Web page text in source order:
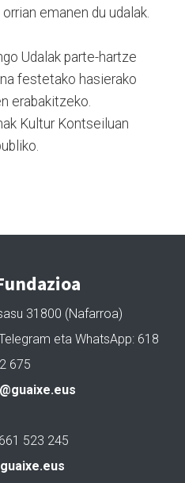
emanen du udalak.
Udalak parte-hartze
festetako hasierako
erabakitzeko.
Kultur Kontseiluan
31800 (Nafarroa)
eta WhatsApp: 618
675
523 245